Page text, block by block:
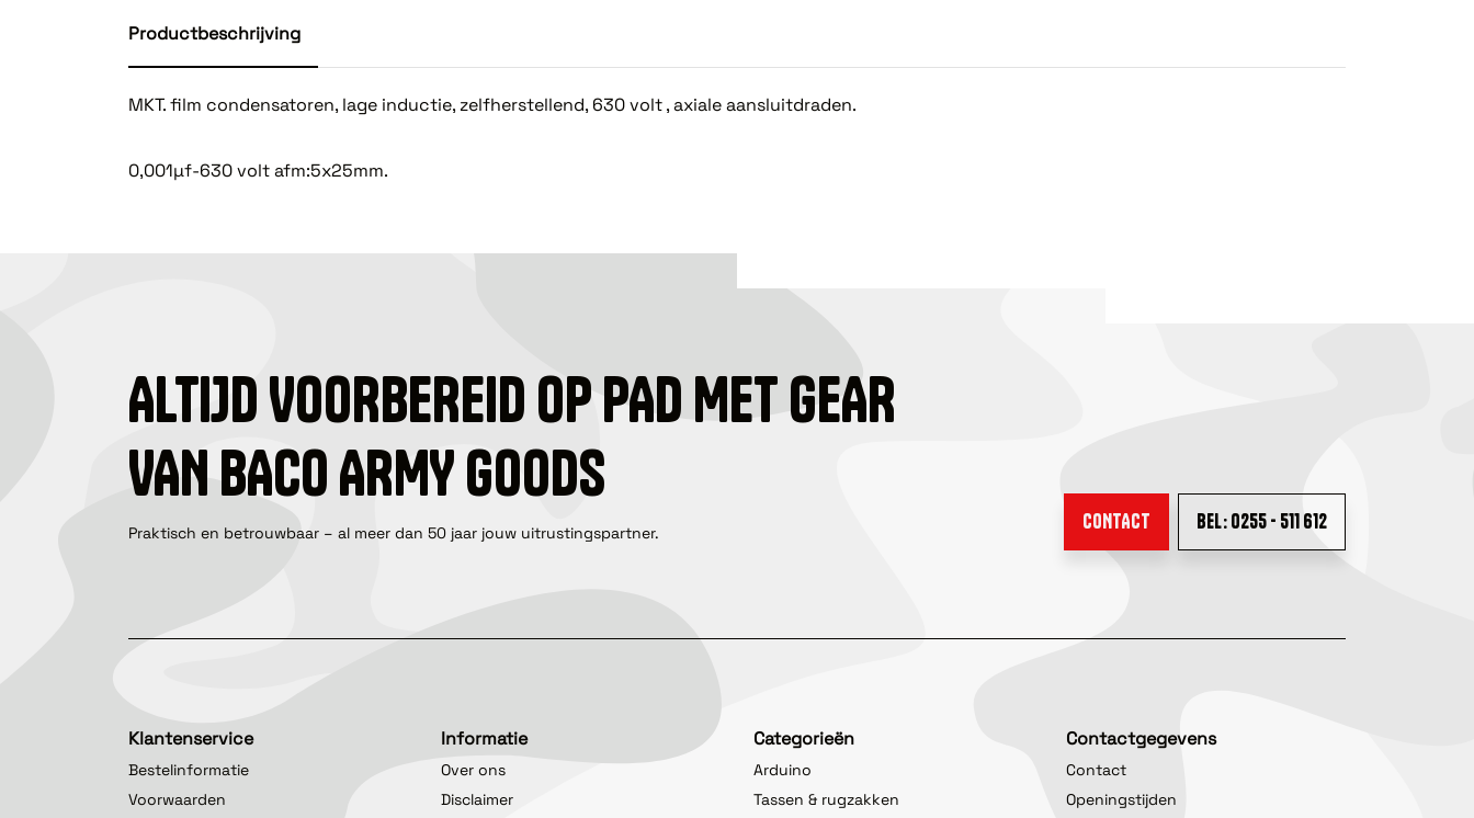
Productbeschrijving
MKT. film condensatoren, lage inductie, zelfherstellend, 630 volt , axiale aansluitdraden.
0,001µf-630 volt afm:5x25mm.
ALTIJD VOORBEREID OP PAD MET GEAR
VAN BACO ARMY GOODS
Praktisch en betrouwbaar – al meer dan 50 jaar jouw uitrustingspartner. CONTACT BEL: 0255 - 511 612
Klantenservice
Bestelinformatie
Voorwaarden
Informatie
Over ons
Disclaimer
Categorieën
Arduino
Tassen & rugzakken
Contactgegevens
Contact
Openingstijden